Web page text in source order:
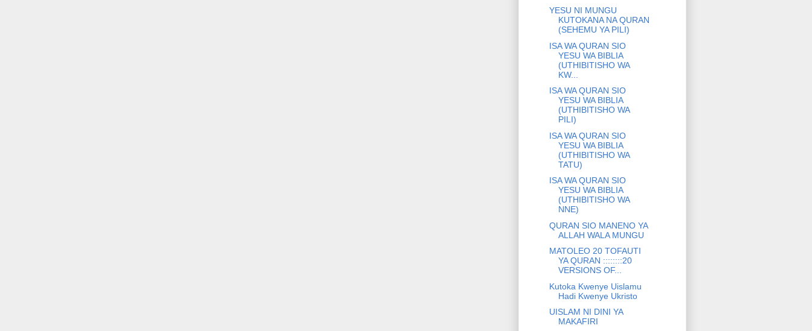
YESU NI MUNGU
KUTOKANA NA QURAN
(SEHEMU YA PILI)
ISA WA QURAN SIO
YESU WA BIBLIA
(UTHIBITISHO WA
KW...
ISA WA QURAN SIO
YESU WA BIBLIA
(UTHIBITISHO WA
PILI)
ISA WA QURAN SIO
YESU WA BIBLIA
(UTHIBITISHO WA
TATU)
ISA WA QURAN SIO
YESU WA BIBLIA
(UTHIBITISHO WA
NNE)
QURAN SIO MANENO YA
ALLAH WALA MUNGU
MATOLEO 20 TOFAUTI
YA QURAN ::::::::20
VERSIONS OF...
Kutoka Kwenye Uislamu
Hadi Kwenye Ukristo
UISLAM NI DINI YA
MAKAFIRI